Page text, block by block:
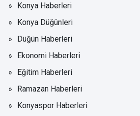
Konya Haberleri
Konya Düğünleri
Düğün Haberleri
Ekonomi Haberleri
Eğitim Haberleri
Ramazan Haberleri
Konyaspor Haberleri